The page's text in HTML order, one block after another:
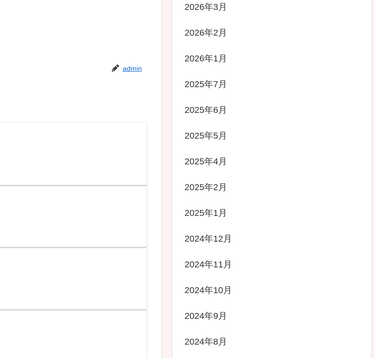
admin
2026年3月
2026年2月
2026年1月
2025年7月
2025年6月
2025年5月
2025年4月
2025年2月
2025年1月
2024年12月
2024年11月
2024年10月
2024年9月
2024年8月